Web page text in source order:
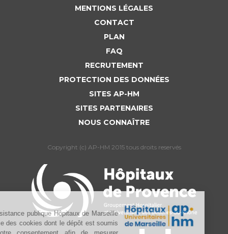
MENTIONS LÉGALES
CONTACT
PLAN
FAQ
RECRUTEMENT
PROTECTION DES DONNÉES
SITES AP-HM
SITES PARTENAIRES
NOUS CONNAÎTRE
Copyright (c) AP-HM 2015 tous droits reservés
L’Assistance publique Hôpitaux de Marseille
utilise des cookies dont le dépôt est soumis
à votre consentement afin de mesurer